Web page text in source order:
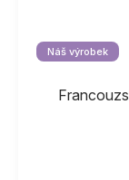
Náš výrobek